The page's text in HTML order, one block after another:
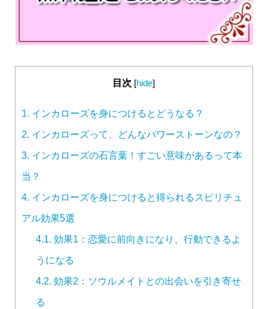
目次 [hide]
1. インカローズを身につけるとどうなる？
2. インカローズって、どんなパワーストーンなの？
3. インカローズの石言葉！すごい意味があるって本
当？
4. インカローズを身につけると得られるスピリチュ
アル効果5選
4.1. 効果1：恋愛に前向きになり、行動できるよ
うになる
4.2. 効果2：ソウルメイトとの出会いを引き寄せ
る